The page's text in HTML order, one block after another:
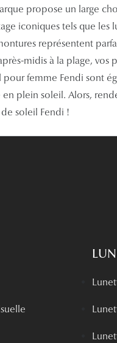
propose un large
iconiques tels que
représentent
midis à la plage, vos
pour femme Fendi sont
plein soleil. Alors,
soleil Fendi !